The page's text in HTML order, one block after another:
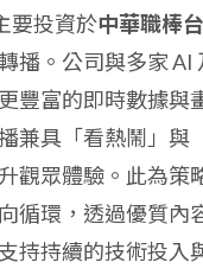
要投資於中華職棒
播。公司與多家 AI
豐富的即時數據與
兼具「看熱鬧」與
觀眾體驗。此為策
循環，透過優質內
持持續的技術投入